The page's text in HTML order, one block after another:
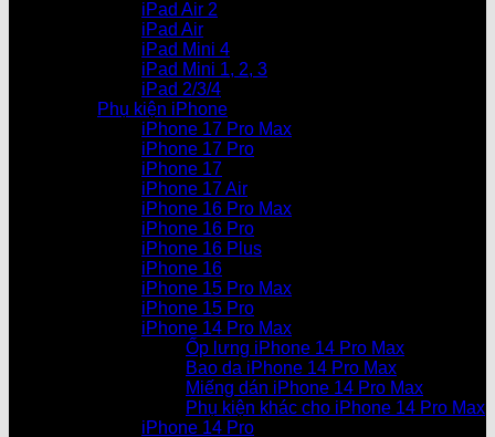
iPad Air 2
iPad Air
iPad Mini 4
iPad Mini 1, 2, 3
iPad 2/3/4
Phụ kiện iPhone
iPhone 17 Pro Max
iPhone 17 Pro
iPhone 17
iPhone 17 Air
iPhone 16 Pro Max
iPhone 16 Pro
iPhone 16 Plus
iPhone 16
iPhone 15 Pro Max
iPhone 15 Pro
iPhone 14 Pro Max
Ốp lưng iPhone 14 Pro Max
Bao da iPhone 14 Pro Max
Miếng dán iPhone 14 Pro Max
Phụ kiện khác cho iPhone 14 Pro Max
iPhone 14 Pro